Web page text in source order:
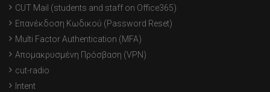
CUT Mail (students and staff on Office365)
Επανέκδοση Κωδικού (Password Reset)
Multi Factor Authentication (MFA)
Απομακρυσμένη Πρόσβαση (VPN)
cut-radio
Intent